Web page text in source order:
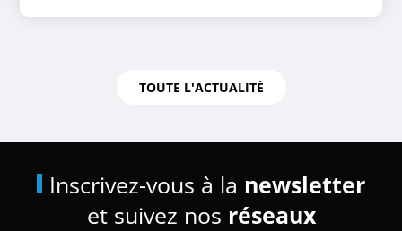
TOUTE L'ACTUALITÉ
Inscrivez-vous à la newsletter
et suivez nos réseaux